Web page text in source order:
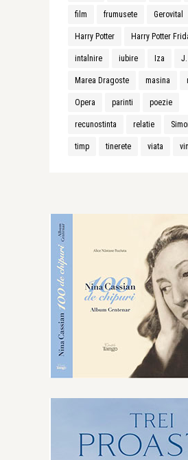
film frumusete Gerovital
Harry Potter Harry Potter
intalnire iubire Iza
Marea Dragoste masina
Opera parinti poezie
recunostinta relatie
timp tinerete viata